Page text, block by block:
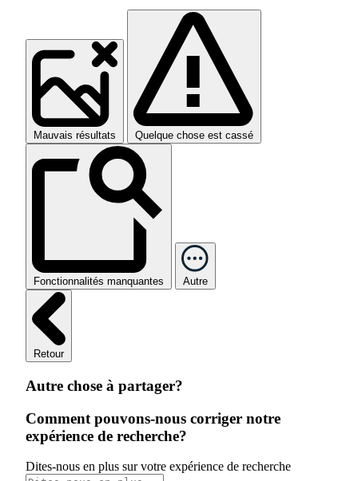
Mauvais résultats Quelque chose est cassé
Fonctionnalités manquantes Autre
Retour
Autre chose à partager?
Comment pouvons-nous corriger notre
expérience de recherche?
Dites-nous en plus sur votre expérience de recherche